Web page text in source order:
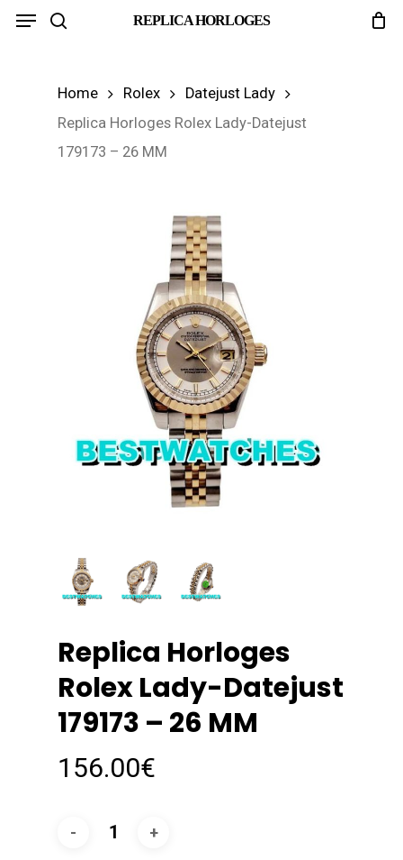
Skip
REPLICA HORLOGES
Menu
Home Rolex
Datejust Lady
Replica Horloges Rolex Lady-Datejust
179173 – 26 MM
Replica Horloges
Rolex Lady-Datejust
179173 – 26 MM
156.00€